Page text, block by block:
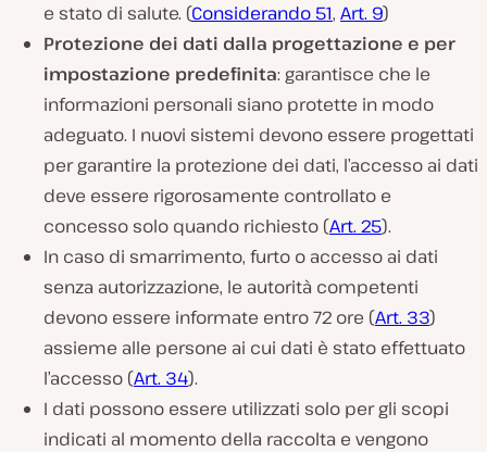
e stato di salute. (Considerando 51, Art. 9)
Protezione dei dati dalla progettazione e per
impostazione predefinita: garantisce che le
informazioni personali siano protette in modo
adeguato. I nuovi sistemi devono essere progettati
per garantire la protezione dei dati, l’accesso ai dati
deve essere rigorosamente controllato e
concesso solo quando richiesto (Art. 25).
In caso di smarrimento, furto o accesso ai dati
senza autorizzazione, le autorità competenti
devono essere informate entro 72 ore (Art. 33)
assieme alle persone ai cui dati è stato effettuato
l’accesso (Art. 34).
I dati possono essere utilizzati solo per gli scopi
indicati al momento della raccolta e vengono